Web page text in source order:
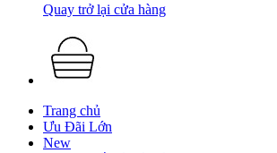
Quay trở lại cửa hàng
Trang chủ
Ưu Đãi Lớn
New